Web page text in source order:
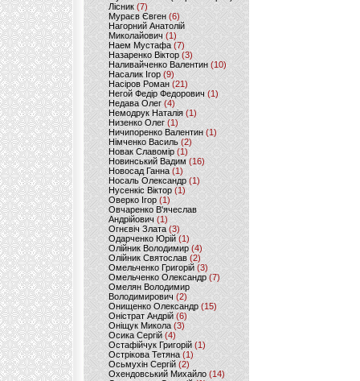
Лісник (7)
Мураєв Євген(6)
Нагорний Анатолій
Миколайович (1)
Наем Мустафа (7)
Назаренко Віктор (3)
Наливайченко Валентин (10)
Насалик Ігор(9)
Насіров Роман (21)
Негой Федір Федорович(1)
Недава Олег(4)
Немодрук Наталія(1)
Низенко Олег (1)
Ничипоренко Валентин (1)
Німченко Василь (2)
Новак Славомір (1)
Новинський Вадим (16)
Новосад Ганна (1)
Носаль Олександр (1)
Нусенкіс Віктор (1)
Оверко Ігор (1)
Овчаренко В'ячеслав
Андрійович(1)
Огнєвіч Злата (3)
Одарченко Юрій(1)
Олійник Володимир (4)
Олійник Святослав (2)
Омельченко Григорій (3)
Омельченко Олександр(7)
Омелян Володимир
Володимирович (2)
Онищенко Олександр (15)
Оністрат Андрій (6)
Оніщук Микола (3)
Осика Сергій(4)
Остафійчук Григорій(1)
Острікова Тетяна (1)
Осьмухін Сергій (2)
Охендовський Михайло (14)